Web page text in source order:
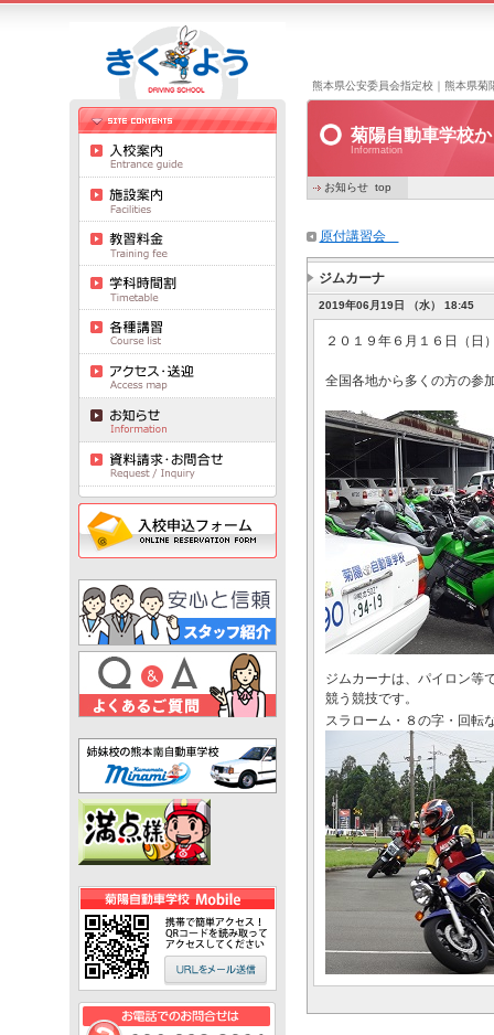
熊本県公安委員会指定校｜熊本県菊
菊陽自動車学校
Information
お知らせ top
原付講習会
ジムカーナ
2019年06月19日 （水） 18:45
２０１９年６月１６日（
全国各地から多くの方の参
ジムカーナは、パイロン等
競う競技です。
スラローム・８の字・回転